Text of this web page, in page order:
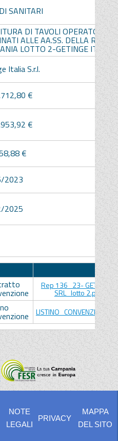
SANITARI
DI TAVOLI OPERATORI
ALLE AA.SS. DELLA
LOTTO 2-GETINGE ITALIA
Italia S.r.l.
€
€
€
2023
2025
Allegato
Rep 136_23- GETINGE
SRL_lotto 2.pdf.p7m
NOTE
LEGALI
PRIVACY
MAPPA
DEL SITO